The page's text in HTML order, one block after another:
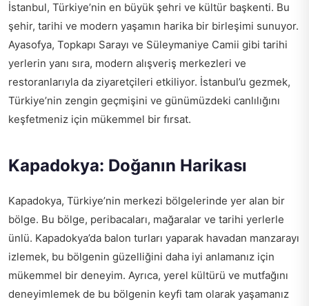
İstanbul, Türkiye’nin en büyük şehri ve kültür başkenti. Bu
şehir, tarihi ve modern yaşamın harika bir birleşimi sunuyor.
Ayasofya, Topkapı Sarayı ve Süleymaniye Camii gibi tarihi
yerlerin yanı sıra, modern alışveriş merkezleri ve
restoranlarıyla da ziyaretçileri etkiliyor. İstanbul’u gezmek,
Türkiye’nin zengin geçmişini ve günümüzdeki canlılığını
keşfetmeniz için mükemmel bir fırsat.
Kapadokya: Doğanın Harikası
Kapadokya, Türkiye’nin merkezi bölgelerinde yer alan bir
bölge. Bu bölge, peribacaları, mağaralar ve tarihi yerlerle
ünlü. Kapadokya’da balon turları yaparak havadan manzarayı
izlemek, bu bölgenin güzelliğini daha iyi anlamanız için
mükemmel bir deneyim. Ayrıca, yerel kültürü ve mutfağını
deneyimlemek de bu bölgenin keyfi tam olarak yaşamanız